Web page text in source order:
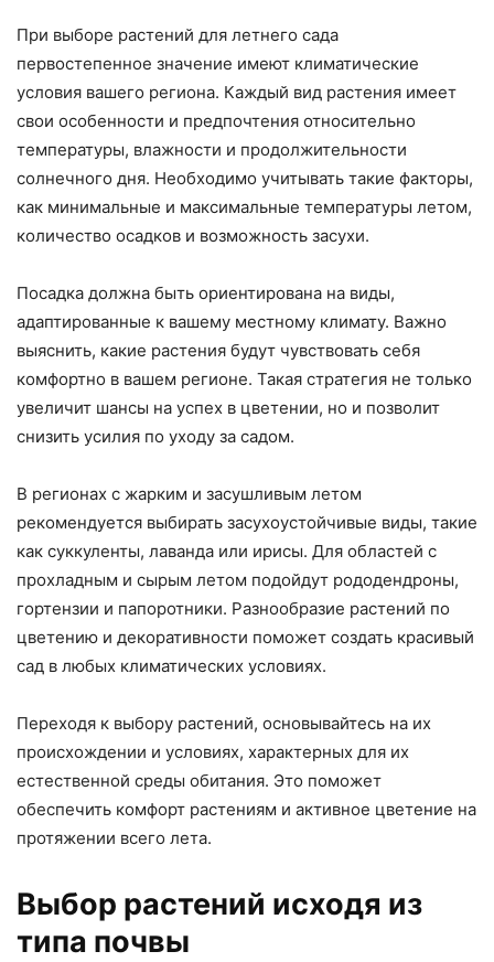
При выборе растений для летнего сада
первостепенное значение имеют климатические
условия вашего региона. Каждый вид растения имеет
свои особенности и предпочтения относительно
температуры, влажности и продолжительности
солнечного дня. Необходимо учитывать такие факторы,
как минимальные и максимальные температуры летом,
количество осадков и возможность засухи.
Посадка должна быть ориентирована на виды,
адаптированные к вашему местному климату. Важно
выяснить, какие растения будут чувствовать себя
комфортно в вашем регионе. Такая стратегия не только
увеличит шансы на успех в цветении, но и позволит
снизить усилия по уходу за садом.
В регионах с жарким и засушливым летом
рекомендуется выбирать засухоустойчивые виды, такие
как суккуленты, лаванда или ирисы. Для областей с
прохладным и сырым летом подойдут рододендроны,
гортензии и папоротники. Разнообразие растений по
цветению и декоративности поможет создать красивый
сад в любых климатических условиях.
Переходя к выбору растений, основывайтесь на их
происхождении и условиях, характерных для их
естественной среды обитания. Это поможет
обеспечить комфорт растениям и активное цветение на
протяжении всего лета.
Выбор растений исходя из
типа почвы